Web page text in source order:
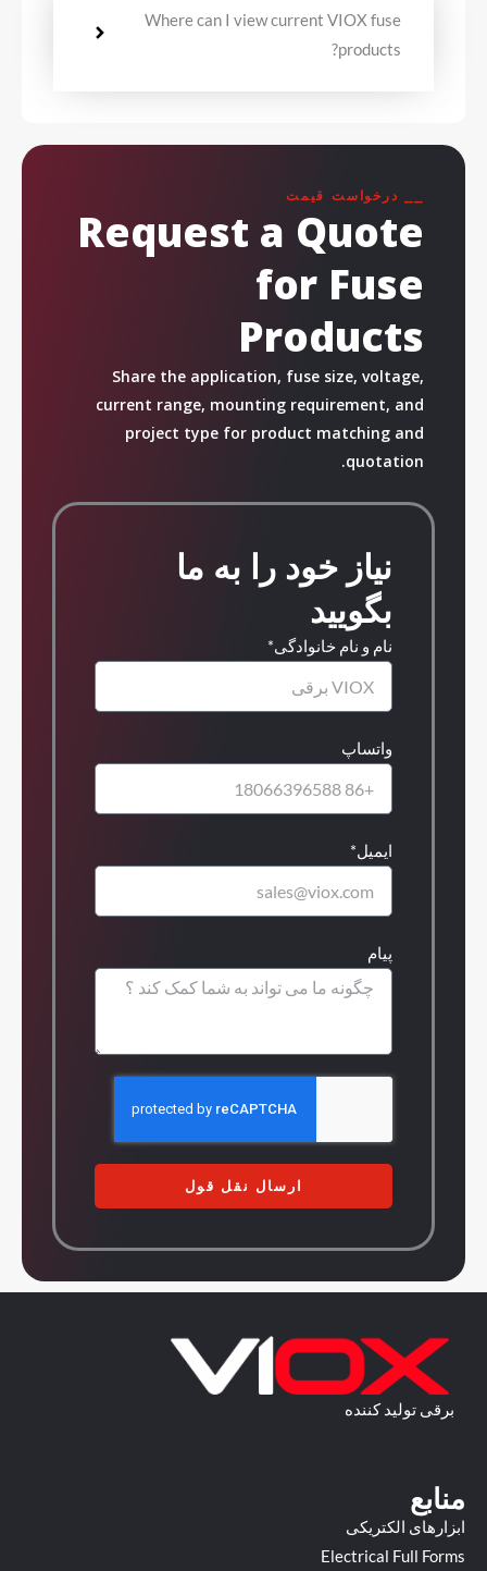
Where can I view current VIOX fuse
products?
⎯⎯ درخواست قیمت
Request a Quote
for Fuse
Products
Share the application, fuse size, voltage,
current range, mounting requirement, and
project type for product matching and
quotation.
نیاز خود را به ما
بگویید
نام و نام خانوادگی*
واتساپ
ایمیل*
پیام
ارسال نقل قول
برقی تولید کننده
منابع
ابزارهای الکتریکی
Electrical Full Forms